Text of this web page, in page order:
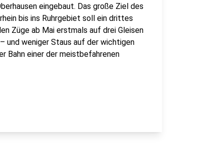
eingebaut. Das große Ziel des
bis ins Ruhrgebiet soll ein drittes
Züge ab Mai erstmals auf drei Gleisen
und weniger Staus auf der wichtigen
Bahn einer der meistbefahrenen